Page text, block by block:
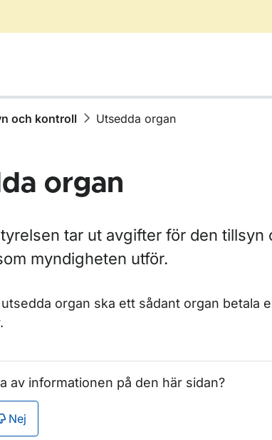
och kontroll Utsedda organ
inom vägtrafik
inom sjöfart
luftfart
kontroll
organ
tar ut avgifter för den tillsyn
myndigheten utför.
organ ska ett sådant organ betala
av informationen på den här sidan?
Nej